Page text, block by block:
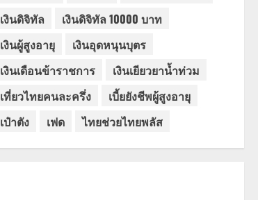
เงินดิจิทัล
เงินดิจิทัล 10000 บาท
เงินผู้สูงอายุ
เงินอุดหนุนบุตร
เงินเดือนข้าราชการ
เงินเยียวยาน้ำท่วม
เที่ยวไทยคนละครึ่ง
เบี้ยยังชีพผู้สูงอายุ
เป๋าตัง
เฟด ไทยช่วยไทยพลัส